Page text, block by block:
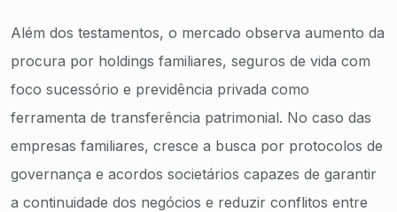
Além dos testamentos, o mercado observa aumento da
procura por holdings familiares, seguros de vida com
foco sucessório e previdência privada como
ferramenta de transferência patrimonial. No caso das
empresas familiares, cresce a busca por protocolos de
governança e acordos societários capazes de garantir
a continuidade dos negócios e reduzir conflitos entre